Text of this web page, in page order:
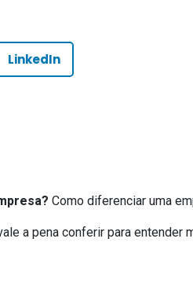
LinkedIn
Como diferenciar uma
a pena conferir para entender